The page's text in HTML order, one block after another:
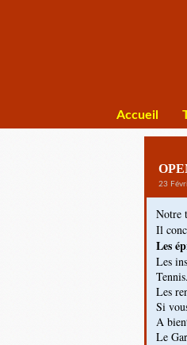
Accueil
23
Notre
Il
Les
Les
Tennis.
Les
Si
A
Le